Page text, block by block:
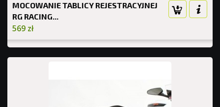
MOCOWANIE TABLICY REJESTRACYJNEJ
RG RACING...
569 zł